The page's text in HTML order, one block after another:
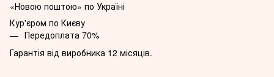
«Новою поштою» по Україні
Кур'єром по Києву
Передоплата 70%
Гарантія від виробника 12 місяців.